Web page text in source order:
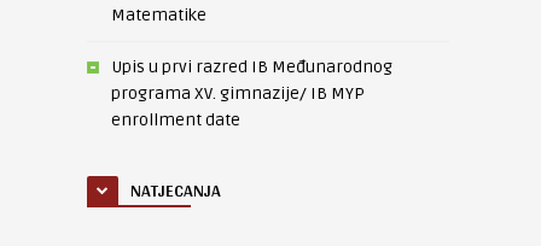
Matematike
Upis u prvi razred IB Međunarodnog
programa XV. gimnazije/ IB MYP
enrollment date
NATJECANJA